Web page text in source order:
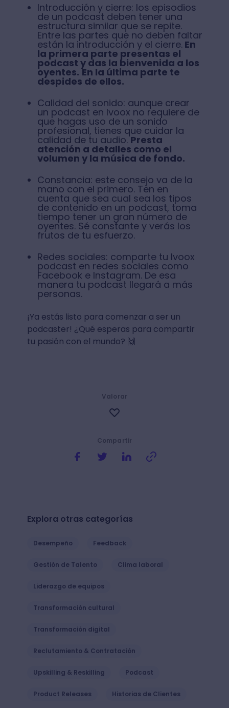
Introducción y cierre: los episodios
de un podcast deben tener una
estructura similar que se repite.
Entre las partes que no deben faltar
están la introducción y el cierre.En
la primera parte presentas el
podcast y das la bienvenida a los
oyentes. En la última parte te
despides de ellos.
Calidad del sonido: aunque crear
un podcast en Ivoox no requiere de
que hagas uso de un sonido
profesional, tienes que cuidar la
calidad de tu audio.Presta
atención a detalles como el
volumen y la música de fondo.
Constancia: este consejo va de la
mano con el primero. Ten en
cuenta que sea cual sea los tipos
de contenido en un podcast, toma
tiempo tener un gran número de
oyentes. Sé constante y verás los
frutos de tu esfuerzo.
Redes sociales: comparte tu Ivoox
podcast en redes sociales como
Facebook e Instagram. De esa
manera tu podcast llegará a más
personas.
¡Ya estás listo para comenzar a ser un
podcaster! ¿Qué esperas para compartir
tu pasión con el mundo? 🙌
Compartir
Valorar
Explora otras categorías
Desempeño Feedback
Gestión de Talento Clima laboral
Liderazgo de equipos
Transformación cultural
Transformación digital
Reclutamiento & Contratación
Upskilling & Reskilling Podcast
Product Releases Historias de Clientes